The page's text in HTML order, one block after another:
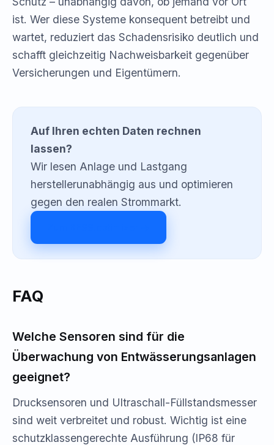
ist. Wer diese Systeme konsequent betreibt und
wartet, reduziert das Schadensrisiko deutlich und
schafft gleichzeitig Nachweisbarkeit gegenüber
Versicherungen und Eigentümern.
Auf Ihren echten Daten rechnen
lassen?
Wir lesen Anlage und Lastgang
herstellerunabhängig aus und optimieren
gegen den realen Strommarkt.
FAQ
Welche Sensoren sind für die
Überwachung von Entwässerungsanlagen
geeignet?
Drucksensoren und Ultraschall-Füllstandsmesser
sind weit verbreitet und robust. Wichtig ist eine
schutzklassengerechte Ausführung (IP68 für